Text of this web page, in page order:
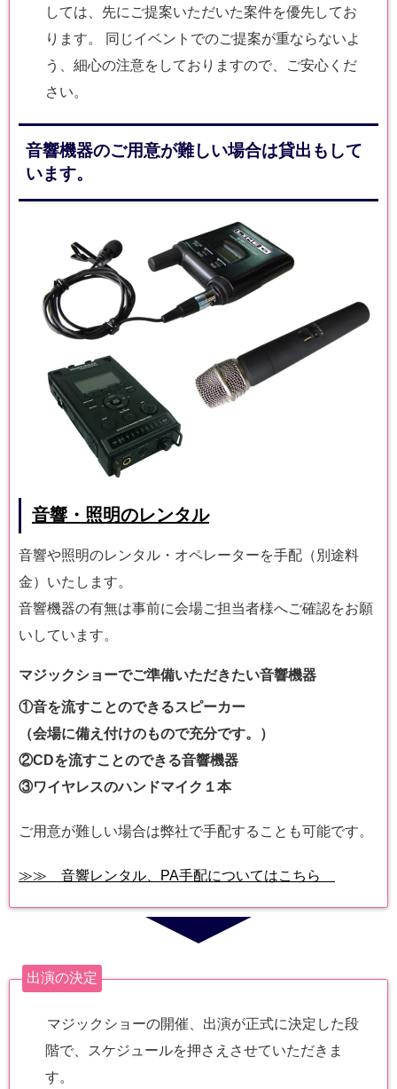
しては、先にご提案いただいた案件を優先してお
ります。 同じイベントでのご提案が重ならないよ
う、細心の注意をしておりますので、ご安心くだ
さい。
音響機器のご用意が難しい場合は貸出もして
います。
音響・照明のレンタル
音響や照明のレンタル・オペレーターを手配（別途料
金）いたします。
音響機器の有無は事前に会場ご担当者様へご確認をお願
いしています。
マジックショーでご準備いただきたい音響機器
①音を流すことのできるスピーカー
（会場に備え付けのもので充分です。）
②CDを流すことのできる音響機器
③ワイヤレスのハンドマイク１本
ご用意が難しい場合は弊社で手配することも可能です。
≫≫ 音響レンタル、PA手配についてはこちら
出演の決定
マジックショーの開催、出演が正式に決定した段
階で、スケジュールを押さえさせていただきま
す。